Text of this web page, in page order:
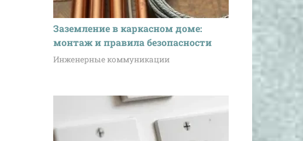
Заземление в каркасном доме:
монтаж и правила безопасности
Инженерные коммуникации